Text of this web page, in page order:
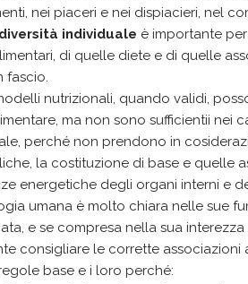
nei piaceri e nei dispiacieri, nel
diversità individuale è importante
di quelle diete e di quelle
fascio.
nutrizionali, quando validi,
ma non sono sufficientii nei
perché non prendono in
la costituzione di base e quelle
energetiche degli organi interni e
umana è molto chiara nelle sue
e se compresa nella sua
consigliare le corrette associazioni
base e i loro perché: